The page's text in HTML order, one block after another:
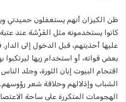
ظن الكيزان أنهم يستغفلون حميدتي
عليها أحذيتهم، قبل الدخول إلى
بعض قواته، أو استخدام زيها ليرتكبوا
اقتحام البيوت إبان الثورة، وجلد
الشباب وإذلالهم وحلاقة شعر
الهجومات المتكررة على ساحة